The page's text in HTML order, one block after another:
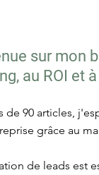
sur mon
au ROI et
de 90 articles,
grâce au
de leads est